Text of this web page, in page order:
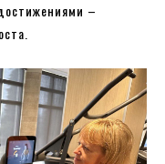
–